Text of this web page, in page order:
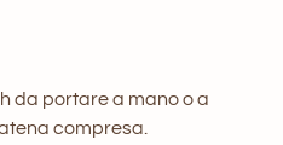
da portare a mano o a
compresa.